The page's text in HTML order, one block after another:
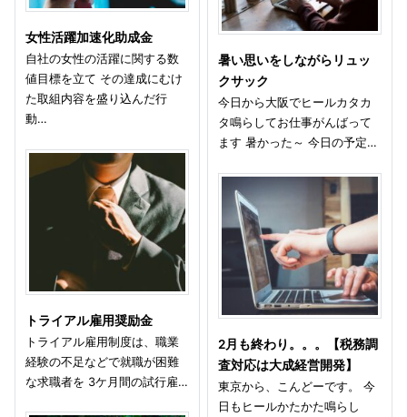
女性活躍加速化助成金
自社の女性の活躍に関する数
値目標を立て その達成にむけ
た取組内容を盛り込んだ行
動…
トライアル雇用奨励金
トライアル雇用制度は、職業
経験の不足などで就職が困難
な求職者を 3ケ月間の試行雇…
暑い思いをしながらリュッ
クサック
今日から大阪でヒールカタカ
タ鳴らしてお仕事がんばって
ます 暑かった～ 今日の予定…
2月も終わり。。。【税務調
査対応は大成経営開発】
東京から、こんどーです。 今
日もヒールかたかた鳴らし